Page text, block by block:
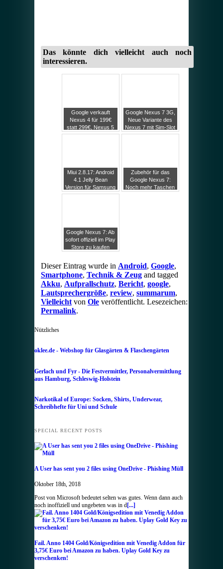
Das könnte dich vielleicht auch noch
interessieren.
Google verkauft
Nexus 4 für 199€
statt 299€, Nexus 5
in den Startlöchern?
Google Nexus 7 3G,
Neue Variante des
Nexus 7 mit Sim-Slot
in sechs Wochen?
Miui 2.8.17: Android
4.1 Jelly Bean
Version für Samsung
Galaxy Nexus,
Zubehör für das
Google Nexus 7:
Noch mehr Taschen
Google Nexus 7: Ab
sofort offiziell im Play
Store zu kaufen
Dieser Eintrag wurde in Android, Google,
Smartphone, Technik & Zeugand tagged
Akku, Aufprallschutz, Bericht, google,
Lautsprechergröße, review, summarum,
Vielleichtvon Oleveröffentlicht. Lesezeichen:
Permalink.
Nützliches
oklee.de - Webshop für Glasgärten & Flaschengärten
Gerlach und Fyr - Die Festvermittler, Personalvermittlung
aus Hamburg, Schleswig-Holstein
Narkotikal of Europe: Socken, Shirts, Underwear,
Schreibhefte für Uni und Schule
SPECIAL RECENT POSTS
A User has sent you 2 files using OneDrive - Phishing Müll
Oktober 18th, 2018
Post von Microsoft bedeutet selten was gutes. Wenn dann auch
noch inoffiziell und ungebeten was in d[...]
Fail. Anno 1404 Gold/Königsedition mit Venedig Addon für
3,75€ Euro bei Amazon zu haben. Uplay Gold Key zu
verschenken!